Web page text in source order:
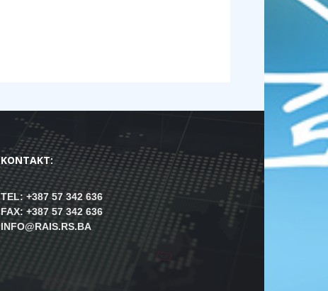
KONTAKT:
TEL: +387 57 342 636
FAX: +387 57 342 636
INFO@RAIS.RS.BA